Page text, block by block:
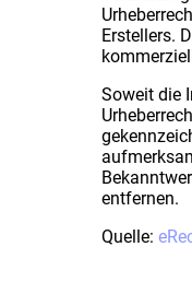
Erstellers.
Soweit die
entfernen.
Quelle: